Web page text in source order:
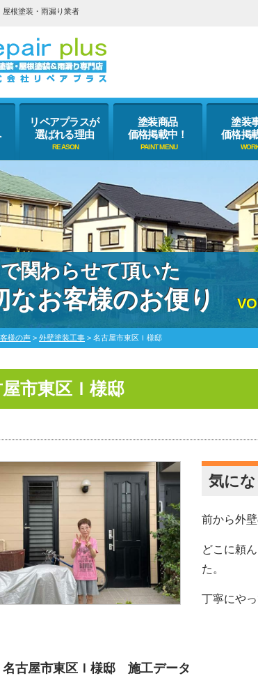
根塗装・雨漏り業者
リペアプラスが
選ばれる理由
塗装商品
価格掲載中！
塗装
価格掲
関わらせて頂いた
なお客様のお便り
様の声 > 外壁塗装工事 > 名古屋市東区Ｉ様邸
市東区Ｉ様邸
気に
前から外
どこに頼
た。
丁寧にや
名古屋市東区Ｉ様邸 施工データ